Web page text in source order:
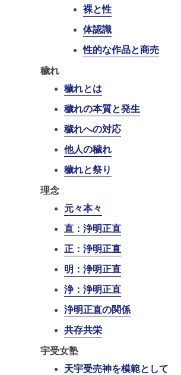
裸と性
体認識
性的な作品と商売
穢れ
穢れとは
穢れの本質と発生
穢れへの対応
他人の穢れ
穢れと祭り
理念
元々本々
直：浄明正直
正：浄明正直
明：浄明正直
浄：浄明正直
浄明正直の関係
共存共栄
宇受女塾
天宇受売神を模範として